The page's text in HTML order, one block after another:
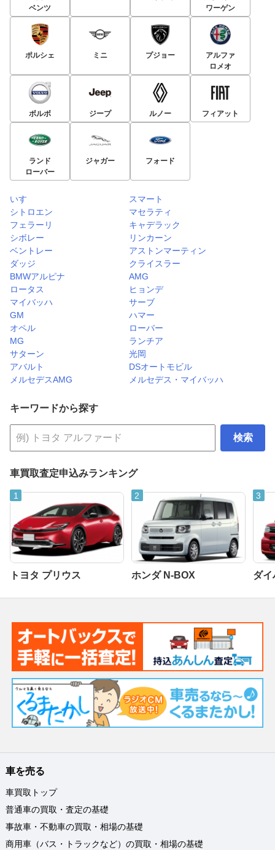
ベンツ
ワーゲン
ポルシェ ミニ プジョー
アルファ
ロメオ
ボルボ ジープ ルノー フィアット
ランド
ローバー
ジャガー フォード
いすゞ
スマート
シトロエン
マセラティ
フェラーリ
キャデラック
シボレー
リンカーン
ベントレー
アストンマーティン
ダッジ
クライスラー
BMWアルピナ
AMG
ロータス
ヒョンデ
マイバッハ
サーブ
GM
ハマー
オペル
ローバー
MG
ランチア
サターン
光岡
アバルト
DSオートモビル
メルセデスAMG
メルセデス・マイバッハ
キーワードから探す
検索
車買取査定申込みランキング
トヨタ プリウス ホンダ N-BOX ダイ
車を売る
車買取トップ
普通車の買取・査定の基礎
事故車・不動車の買取・相場の基礎
商用車（バス・トラックなど）の買取・相場の基礎